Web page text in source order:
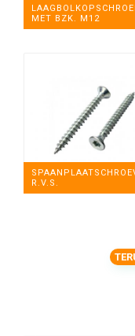
MET BZK. M12
R.V.S.